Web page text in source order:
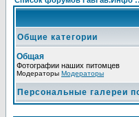
Общие категории
Общая
Фотографии наших питомцев
Модераторы Модераторы
Персональные галереи